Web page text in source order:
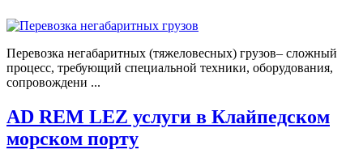
Перевозка негабаритных (тяжеловесных) грузов– сложный
процесс, требующий специальной техники, оборудования,
сопровождени ...
AD REM LEZ услуги в Клайпедском
морском порту